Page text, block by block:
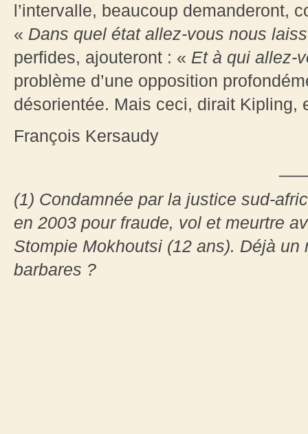
l’intervalle, beaucoup demanderont,
« Dans quel état allez-vous nous
perfides, ajouteront : « Et à qui allez-
problème d’une opposition
désorientée. Mais ceci, dirait
François Kersaudy
(1) Condamnée par la justice sud-
en 2003 pour fraude, vol et meurtre
Stompie Mokhoutsi (12 ans). Déjà
barbares ?